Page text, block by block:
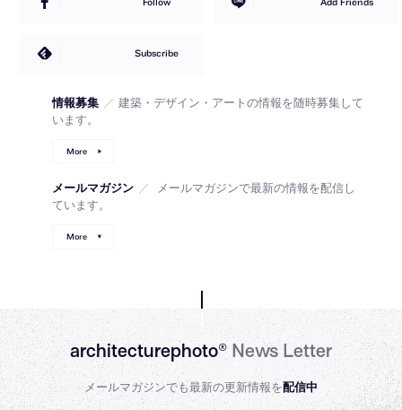
Subscribe
情報募集 ／ 建築・デザイン・アートの情報を随時募集して
います。
More
メールマガジン ／
メールマガジンで最新の情報を配信し
ています。
More
architecturephoto®News Letter
メールマガジンでも最新の更新情報を配信中